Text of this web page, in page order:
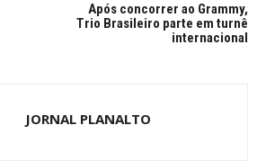
Após concorrer ao Grammy,
Trio Brasileiro parte em turnê
internacional
JORNAL PLANALTO